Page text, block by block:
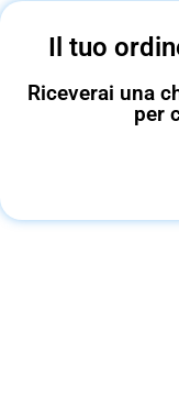
Il tuo
Riceverai una
per